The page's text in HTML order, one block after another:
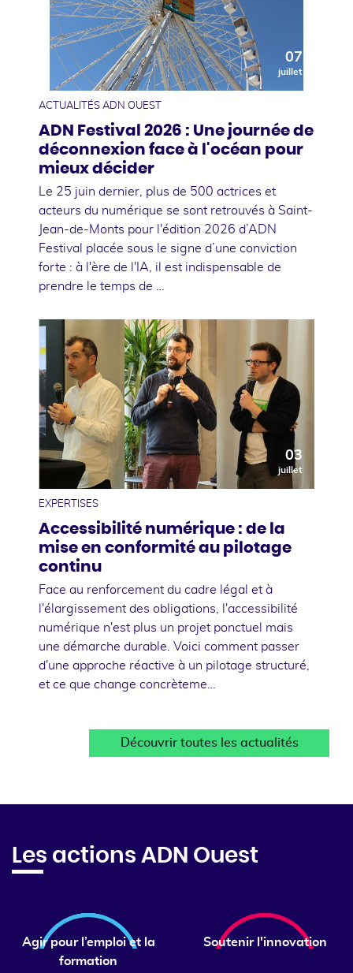
07
juillet
ACTUALITÉS ADN OUEST
ADN Festival 2026 : Une journée de
déconnexion face à l'océan pour
mieux décider
Le 25 juin dernier, plus de 500 actrices et
acteurs du numérique se sont retrouvés à Saint-
Jean-de-Monts pour l'édition 2026 d’ADN
Festival placée sous le signe d’une conviction
forte : à l'ère de l'IA, il est indispensable de
prendre le temps de …
03
juillet
EXPERTISES
Accessibilité numérique : de la
mise en conformité au pilotage
continu
Face au renforcement du cadre légal et à
l'élargissement des obligations, l'accessibilité
numérique n'est plus un projet ponctuel mais
une démarche durable. Voici comment passer
d'une approche réactive à un pilotage structuré,
et ce que change concrèteme…
Découvrir toutes les actualités
Les actions ADN Ouest
Agir pour l’emploi et la
formation
Soutenir l'innovation